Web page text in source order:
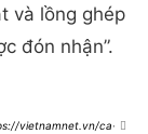
và lồng ghép
đón nhận”.
vietnamnet.vn/ca-si-